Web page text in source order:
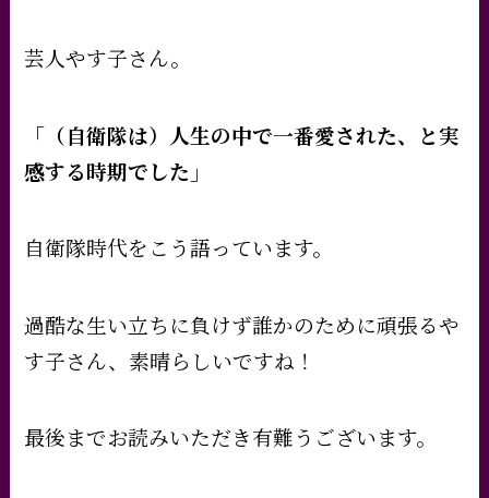
芸人やす子さん。
「（自衛隊は）人生の中で一番愛された、と実
感する時期でした」
自衛隊時代をこう語っています。
過酷な生い立ちに負けず誰かのために頑張るや
す子さん、素晴らしいですね！
最後までお読みいただき有難うございます。